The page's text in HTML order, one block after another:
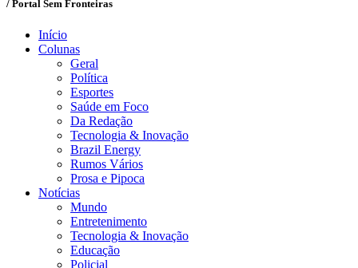
/ Portal Sem Fronteiras
Início
Colunas
Geral
Política
Esportes
Saúde em Foco
Da Redação
Tecnologia & Inovação
Brazil Energy
Rumos Vários
Prosa e Pipoca
Notícias
Mundo
Entretenimento
Tecnologia & Inovação
Educação
Policial